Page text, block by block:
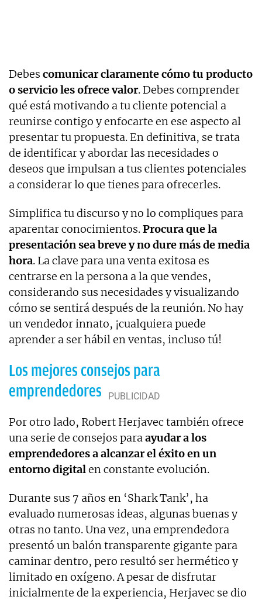
Debes comunicar claramente cómo tu producto
o servicio les ofrece valor. Debes comprender
qué está motivando a tu cliente potencial a
reunirse contigo y enfocarte en ese aspecto al
presentar tu propuesta. En definitiva, se trata
de identificar y abordar las necesidades o
deseos que impulsan a tus clientes potenciales
a considerar lo que tienes para ofrecerles.
Simplifica tu discurso y no lo compliques para
aparentar conocimientos.Procura que la
presentación sea breve y no dure más de media
hora. La clave para una venta exitosa es
centrarse en la persona a la que vendes,
considerando sus necesidades y visualizando
cómo se sentirá después de la reunión. No hay
un vendedor innato, ¡cualquiera puede
aprender a ser hábil en ventas, incluso tú!
Los mejores consejos para
emprendedores
Por otro lado, Robert Herjavec también ofrece
una serie de consejos paraayudar a los
emprendedores a alcanzar el éxito en un
entorno digitalen constante evolución.
Durante sus 7 años en ‘Shark Tank’, ha
evaluado numerosas ideas, algunas buenas y
otras no tanto. Una vez, una emprendedora
presentó un balón transparente gigante para
caminar dentro, pero resultó ser hermético y
limitado en oxígeno. A pesar de disfrutar
inicialmente de la experiencia, Herjavec se dio